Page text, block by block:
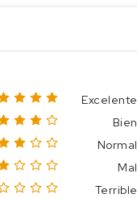
Excelente
Bien
Normal
Mal
Terrible